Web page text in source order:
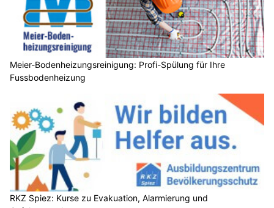
Meier-Bodenheizungsreinigung: Profi-Spülung für Ihre
Fussbodenheizung
RKZ Spiez: Kurse zu Evakuation, Alarmierung und